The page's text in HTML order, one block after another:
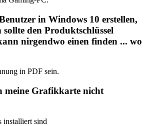
in Windows 10 erstellen,
sollte den Produktschlüssel
nirgendwo einen finden ... wo
in PDF sein.
meine Grafikkarte nicht
installiert sind